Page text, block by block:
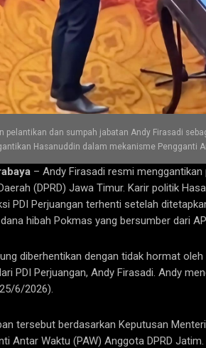
pelantikan dan sumpah jabatan Andy Firasadi
Hasanuddin dalam mekanisme Pengganti
– Andy Firasadi resmi
(DPRD) Jawa Timur. Karir politik
PDI Perjuangan terhenti setelah
hibah Pokmas yang bersumber dari
diberhentikan dengan tidak hormat
PDI Perjuangan, Andy Firasadi. Andy
6/2026).
tersebut berdasarkan Keputusan
Antar Waktu (PAW) Anggota DPRD